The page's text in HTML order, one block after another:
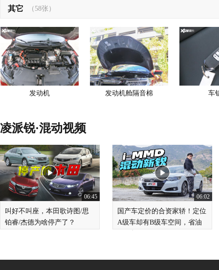
其它 （58张）
发动机 发动机舱隔音棉 车
凌派锐·混动视频
06:45
叫好不叫座，本田歌诗图/思
铂睿/杰德为啥停产了？
06:02
国产车定价的合资家轿！定位
A级车却有B级车空间，省油